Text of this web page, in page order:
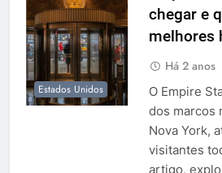
Estados Unidos
chegar e
melhores
Há 2 anos
O Empire
dos marcos
Nova York,
visitantes
artigo,